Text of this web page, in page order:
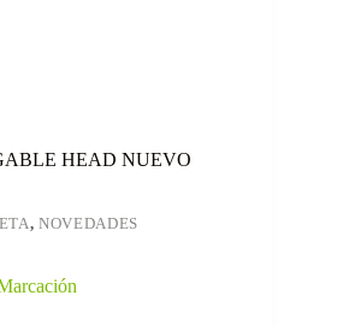
HEAD NUEVO
, NOVEDADES